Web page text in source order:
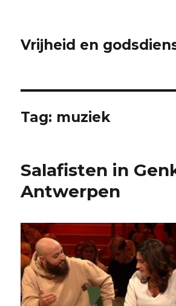
Vrijheid en
Tag: muziek
Salafisten in
Antwerpen